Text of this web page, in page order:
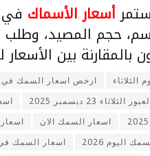
أسعار الأسماك في
حجم المصيد،
بالمقارنة بين
الثلاثاء ارخص اسعار السمك
23 ديسمبر 2025
اسعار السمك الان
اليوم 2026 اسعار السمك في